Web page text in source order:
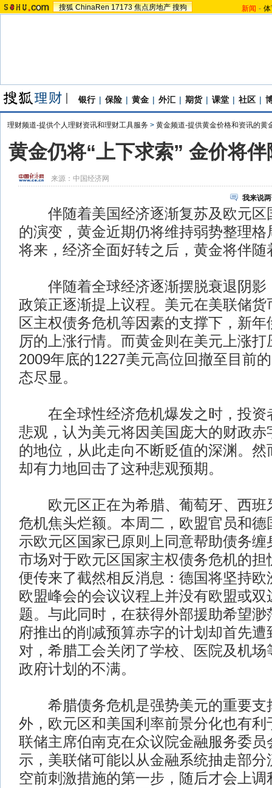
搜狐 ChinaRen 17173 焦点房地产 搜狗 新闻 -
银行 | 保险 | 黄金 | 外汇 | 期货 | 课堂 | 社区 |
理财频道-提供个人理财资讯和理财工具服务 > 黄金频道-提供黄金价格和资讯的黄
黄金仍将“上下求索” 金价将
来源：中国经济网
我来说
伴随着美国经济逐渐复苏及欧元区
的演变，黄金近期仍将维持弱势整理格
将来，经济全面好转之后，黄金将伴随
伴随着全球经济逐渐摆脱衰退阴影
政策正逐渐提上议程。美元在美联储货
区主权债务危机等因素的支撑下，新
厉的上涨行情。而黄金则在美元上涨
2009年底的1227美元高位回撤至目前
态尽显。
在全球性经济危机爆发之时，投资
悲观，认为美元将因美国庞大的财政赤
的地位，从此走向不断贬值的深渊。然
却有力地回击了这种悲观预期。
欧元区正在为希腊、葡萄牙、西班
危机焦头烂额。本周二，欧盟官员和德
示欧元区国家已原则上同意帮助债务缠
市场对于欧元区国家主权债务危机的担
便传来了截然相反消息：德国将坚持欧
欧盟峰会的会议议程上并没有欧盟或双
题。与此同时，在获得外部援助希望渺
府推出的削减预算赤字的计划却首先遭
对，希腊工会关闭了学校、医院及机场
政府计划的不满。
希腊债务危机是强势美元的重要支
外，欧元区和美国利率前景分化也有利
联储主席伯南克在众议院金融服务委员
示，美联储可能以从金融系统抽走部分
空前刺激措施的第一步，随后才会上